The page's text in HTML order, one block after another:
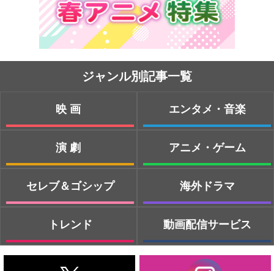
ジャンル別記事一覧
映画
演劇
セレブ＆ゴシップ
トレンド
エンタメ・音楽
アニメ・ゲーム
海外ドラマ
動画配信サービス